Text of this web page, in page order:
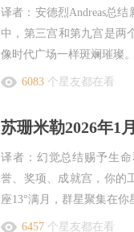
译者：安德烈Andreas总
中，第三宫和第九宫是两
像时代广场一样斑斓璀璨
6083 个星友都在看
苏珊米勒2026年1
译者：幻觉总结赐予生
誉、奖项、成就宫，你的
座13°满月，群星聚集在
6457 个星友都在看